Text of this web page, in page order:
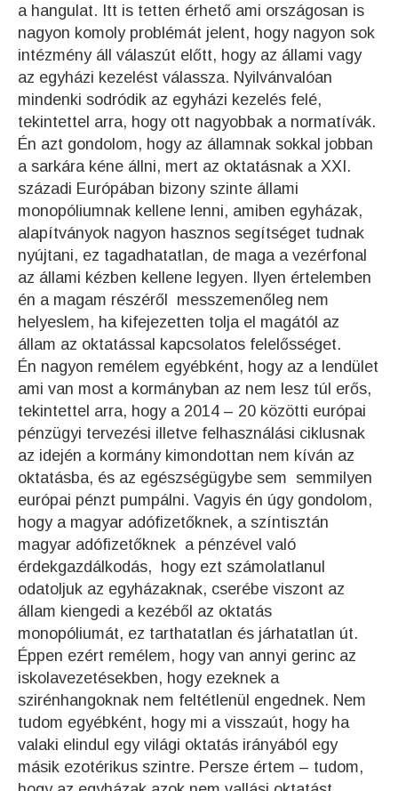
a hangulat. Itt is tetten érhető ami országosan is
nagyon komoly problémát jelent, hogy nagyon sok
intézmény áll válaszút előtt, hogy az állami vagy
az egyházi kezelést válassza. Nyilvánvalóan
mindenki sodródik az egyházi kezelés felé,
tekintettel arra, hogy ott nagyobbak a normatívák.
Én azt gondolom, hogy az államnak sokkal jobban
a sarkára kéne állni, mert az oktatásnak a XXI.
századi Európában bizony szinte állami
monopóliumnak kellene lenni, amiben egyházak,
alapítványok nagyon hasznos segítséget tudnak
nyújtani, ez tagadhatatlan, de maga a vezérfonal
az állami kézben kellene legyen. Ilyen értelemben
én a magam részéről messzemenőleg nem
helyeslem, ha kifejezetten tolja el magától az
állam az oktatással kapcsolatos felelősséget.
Én nagyon remélem egyébként, hogy az a lendület
ami van most a kormányban az nem lesz túl erős,
tekintettel arra, hogy a 2014 – 20 közötti európai
pénzügyi tervezési illetve felhasználási ciklusnak
az idején a kormány kimondottan nem kíván az
oktatásba, és az egészségügybe sem semmilyen
európai pénzt pumpálni. Vagyis én úgy gondolom,
hogy a magyar adófizetőknek, a színtisztán
magyar adófizetőknek a pénzével való
érdekgazdálkodás, hogy ezt számolatlanul
odatoljuk az egyházaknak, cserébe viszont az
állam kiengedi a kezéből az oktatás
monopóliumát, ez tarthatatlan és járhatatlan út.
Éppen ezért remélem, hogy van annyi gerinc az
iskolavezetésekben, hogy ezeknek a
szirénhangoknak nem feltétlenül engednek. Nem
tudom egyébként, hogy mi a visszaút, hogy ha
valaki elindul egy világi oktatás irányából egy
másik ezotérikus szintre. Persze értem – tudom,